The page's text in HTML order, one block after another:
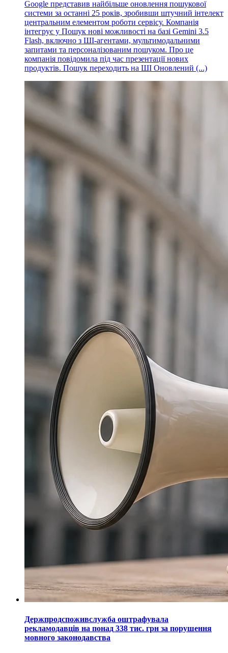
Google представив найбільше оновлення пошукової
системи за останні 25 років, зробивши штучний інтелект
центральним елементом роботи сервісу. Компанія
інтегрує у Пошук нові можливості на базі Gemini 3.5
Flash, включно з ШІ-агентами, мультимодальними
запитами та персоналізованим пошуком. Про це
компанія повідомила під час презентації нових
продуктів. Пошук переходить на ШІ Оновлений (...)
Держпродспоживслужба оштрафувала
рекламодавців на понад 338 тис. грн за порушення
мовного законодавства